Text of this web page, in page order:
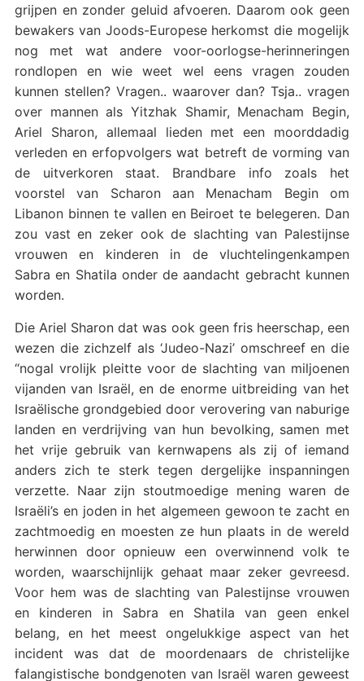
grijpen en zonder geluid afvoeren. Daarom ook geen
bewakers van Joods-Europese herkomst die mogelijk
nog met wat andere voor-oorlogse-herinneringen
rondlopen en wie weet wel eens vragen zouden
kunnen stellen? Vragen.. waarover dan? Tsja.. vragen
over mannen als Yitzhak Shamir, Menacham Begin,
Ariel Sharon, allemaal lieden met een moorddadig
verleden en erfopvolgers wat betreft de vorming van
de uitverkoren staat. Brandbare info zoals het
voorstel van Scharon aan Menacham Begin om
Libanon binnen te vallen en Beiroet te belegeren. Dan
zou vast en zeker ook de slachting van Palestijnse
vrouwen en kinderen in de vluchtelingenkampen
Sabra en Shatila onder de aandacht gebracht kunnen
worden.
Die Ariel Sharon dat was ook geen fris heerschap, een
wezen die zichzelf als ‘Judeo-Nazi’ omschreef en die
“nogal vrolijk pleitte voor de slachting van miljoenen
vijanden van Israël, en de enorme uitbreiding van het
Israëlische grondgebied door verovering van naburige
landen en verdrijving van hun bevolking, samen met
het vrije gebruik van kernwapens als zij of iemand
anders zich te sterk tegen dergelijke inspanningen
verzette. Naar zijn stoutmoedige mening waren de
Israëli’s en joden in het algemeen gewoon te zacht en
zachtmoedig en moesten ze hun plaats in de wereld
herwinnen door opnieuw een overwinnend volk te
worden, waarschijnlijk gehaat maar zeker gevreesd.
Voor hem was de slachting van Palestijnse vrouwen
en kinderen in Sabra en Shatila van geen enkel
belang, en het meest ongelukkige aspect van het
incident was dat de moordenaars de christelijke
falangistische bondgenoten van Israël waren geweest